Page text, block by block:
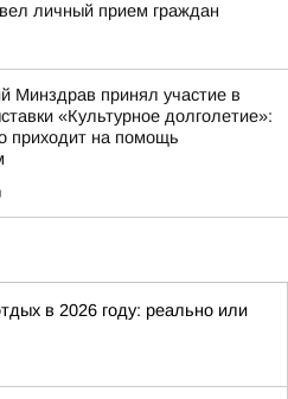
личный прием граждан
Минздрав принял участие в
«Культурное долголетие»:
приходит на помощь
в 2026 году: реально или